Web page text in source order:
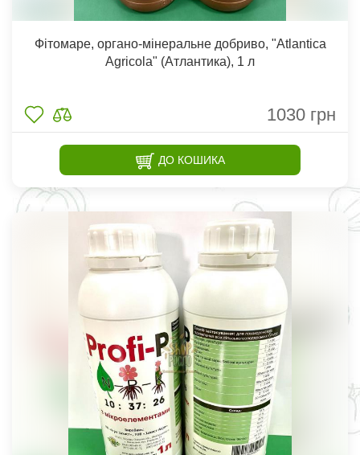
Фітомаре, органо-мінеральне добриво, "Atlantica
Agricola" (Атлантика), 1 л
1030 грн
ДО КОШИКА